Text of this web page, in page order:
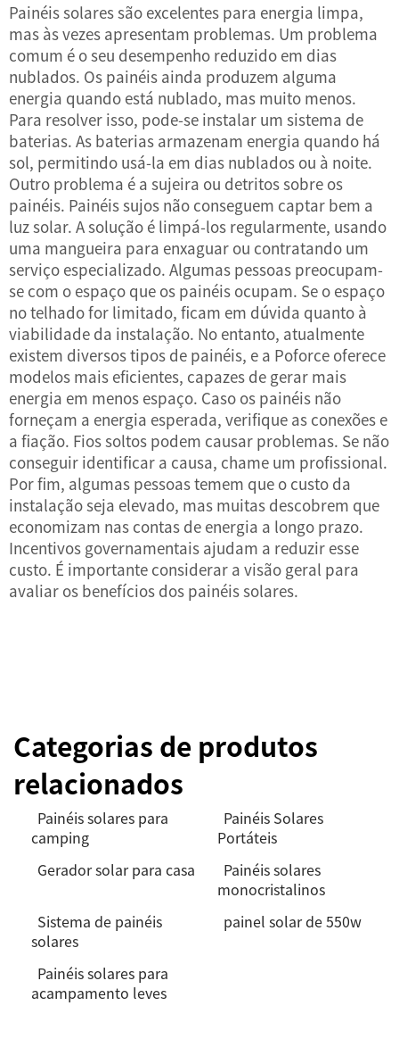
Painéis solares são excelentes para energia limpa,
mas às vezes apresentam problemas. Um problema
comum é o seu desempenho reduzido em dias
nublados. Os painéis ainda produzem alguma
energia quando está nublado, mas muito menos.
Para resolver isso, pode-se instalar um sistema de
baterias. As baterias armazenam energia quando há
sol, permitindo usá-la em dias nublados ou à noite.
Outro problema é a sujeira ou detritos sobre os
painéis. Painéis sujos não conseguem captar bem a
luz solar. A solução é limpá-los regularmente, usando
uma mangueira para enxaguar ou contratando um
serviço especializado. Algumas pessoas preocupam-
se com o espaço que os painéis ocupam. Se o espaço
no telhado for limitado, ficam em dúvida quanto à
viabilidade da instalação. No entanto, atualmente
existem diversos tipos de painéis, e a Poforce oferece
modelos mais eficientes, capazes de gerar mais
energia em menos espaço. Caso os painéis não
forneçam a energia esperada, verifique as conexões e
a fiação. Fios soltos podem causar problemas. Se não
conseguir identificar a causa, chame um profissional.
Por fim, algumas pessoas temem que o custo da
instalação seja elevado, mas muitas descobrem que
economizam nas contas de energia a longo prazo.
Incentivos governamentais ajudam a reduzir esse
custo. É importante considerar a visão geral para
avaliar os benefícios dos painéis solares.
Categorias de produtos
relacionados
Painéis solares para
camping
Painéis Solares
Portáteis
Gerador solar para casa
Painéis solares
monocristalinos
Sistema de painéis
solares
painel solar de 550w
Painéis solares para
acampamento leves